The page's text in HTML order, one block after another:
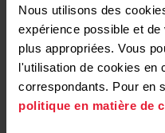
Nous utilisons des
expérience possible et
plus appropriées. Vous
l'utilisation de cookies en
correspondants. Pour en
politique en matière de